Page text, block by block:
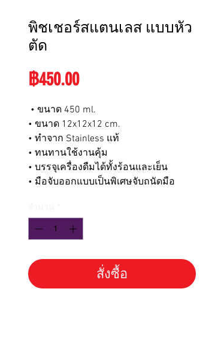
พิชเชอร์สแตนเลส แบบหัว
ตัด
฿450.00ราคา
• ขนาด 450 ml.
• ขนาด 12x12x12 cm.
• ทำจาก Stainless แท้
• ทนทานใช้งานคุ้ม
• บรรจุเครื่องดืมได้ทั้งร้อนและเย็น
• มือจับออกแบบเป็นพิเศษจับถนัดมือ
สั่งซื้อ